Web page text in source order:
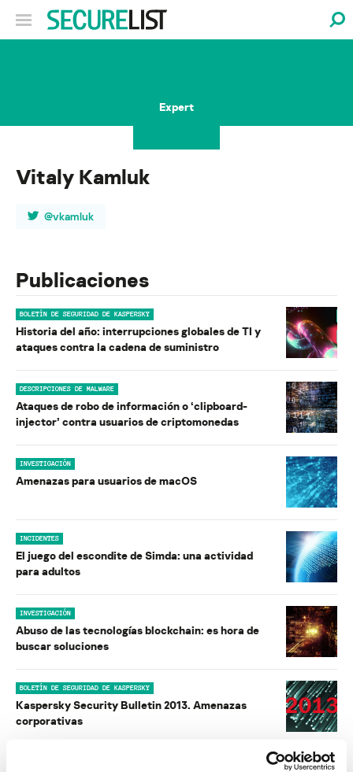
Expert
Vitaly Kamluk
@vkamluk
Publicaciones
BOLETÍN DE SEGURIDAD DE KASPERSKY
Historia del año: interrupciones globales de TI y
ataques contra la cadena de suministro
DESCRIPCIONES DE MALWARE
Ataques de robo de información o ‘clipboard-
injector’ contra usuarios de criptomonedas
INVESTIGACIÓN
Amenazas para usuarios de macOS
INCIDENTES
El juego del escondite de Simda: una actividad
para adultos
INVESTIGACIÓN
Abuso de las tecnologías blockchain: es hora de
buscar soluciones
BOLETÍN DE SEGURIDAD DE KASPERSKY
Kaspersky Security Bulletin 2013. Amenazas
corporativas